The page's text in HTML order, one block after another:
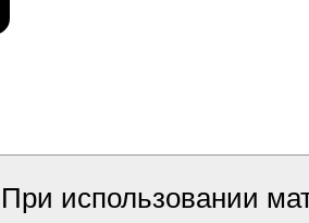
При использовании